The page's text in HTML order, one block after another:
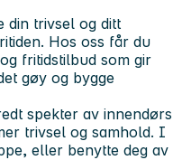
din trivsel og ditt
Hos oss får du
fritidstilbud som gir
gøy og bygge
spekter av innendørs
trivsel og samhold. I
eller benytte deg av